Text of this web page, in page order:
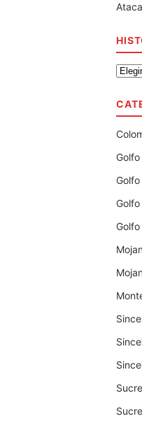
Sucre